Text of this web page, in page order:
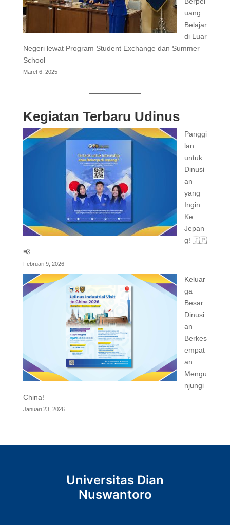
uang
Belajar
di Luar
Negeri lewat Program Student Exchange dan Summer
School
Maret 6, 2025
Kegiatan Terbaru Udinus
Panggi
lan
untuk
Dinusi
an
yang
Ingin
Ke
Jepan
g! 🇯🇵
📢
Februari 9, 2026
Keluar
ga
Besar
Dinusi
an
Berkes
empat
an
Mengu
njungi
China!
Januari 23, 2026
Universitas Dian
Nuswantoro